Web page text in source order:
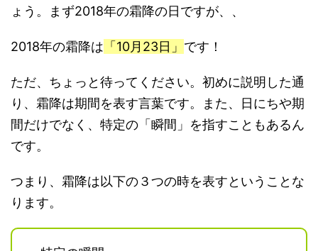
ょう。まず2018年の霜降の日ですが、、
2018年の霜降は 「10月23日」 です！
ただ、ちょっと待ってください。初めに説明した通
り、霜降は期間を表す言葉です。また、日にちや期
間だけでなく、特定の「瞬間」を指すこともあるん
です。
つまり、霜降は以下の３つの時を表すということな
ります。